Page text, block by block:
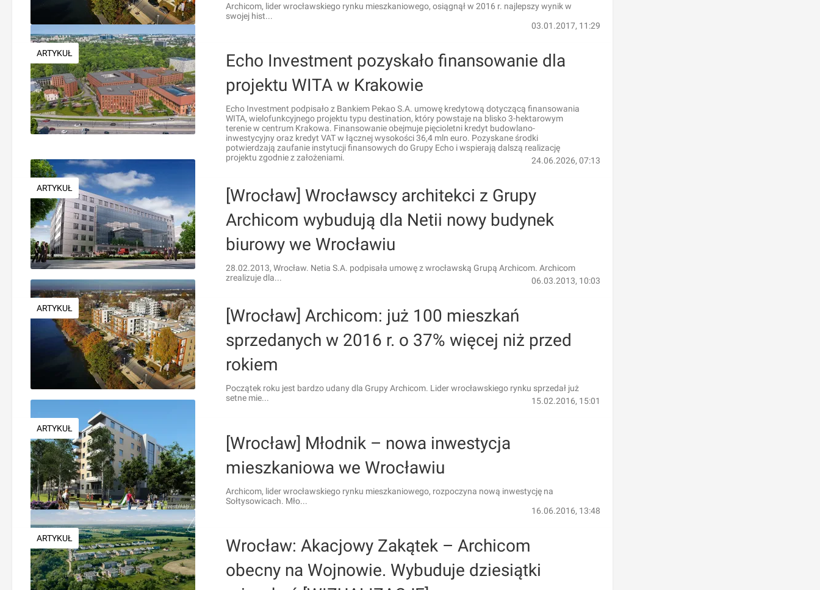
Archicom, lider wrocławskiego rynku mieszkaniowego, osiągnął w 2016 r. najlepszy wynik w
swojej hist...
03.01.2017, 11:29
ARTYKUŁ
Echo Investment pozyskało finansowanie dla
projektu WITA w Krakowie
Echo Investment podpisało z Bankiem Pekao S.A. umowę kredytową dotyczącą finansowania
WITA, wielofunkcyjnego projektu typu destination, który powstaje na blisko 3-hektarowym
terenie w centrum Krakowa. Finansowanie obejmuje pięcioletni kredyt budowlano-
inwestycyjny oraz kredyt VAT w łącznej wysokości 36,4 mln euro. Pozyskane środki
potwierdzają zaufanie instytucji finansowych do Grupy Echo i wspierają dalszą realizację
projektu zgodnie z założeniami.
24.06.2026, 07:13
ARTYKUŁ
[Wrocław] Wrocławscy architekci z Grupy
Archicom wybudują dla Netii nowy budynek
biurowy we Wrocławiu
28.02.2013, Wrocław. Netia S.A. podpisała umowę z wrocławską Grupą Archicom. Archicom
zrealizuje dla...
06.03.2013, 10:03
ARTYKUŁ
[Wrocław] Archicom: już 100 mieszkań
sprzedanych w 2016 r. o 37% więcej niż przed
rokiem
Początek roku jest bardzo udany dla Grupy Archicom. Lider wrocławskiego rynku sprzedał już
setne mie...
15.02.2016, 15:01
ARTYKUŁ
[Wrocław] Młodnik – nowa inwestycja
mieszkaniowa we Wrocławiu
Archicom, lider wrocławskiego rynku mieszkaniowego, rozpoczyna nową inwestycję na
Sołtysowicach. Mło...
16.06.2016, 13:48
ARTYKUŁ
Wrocław: Akacjowy Zakątek – Archicom
obecny na Wojnowie. Wybuduje dziesiątki